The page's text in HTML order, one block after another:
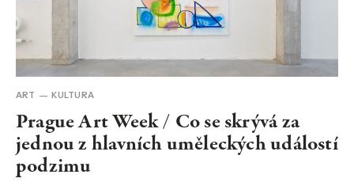
ART KULTURA
Prague Art Week / Co se skrývá za
jednou z hlavních uměleckých událostí
podzimu